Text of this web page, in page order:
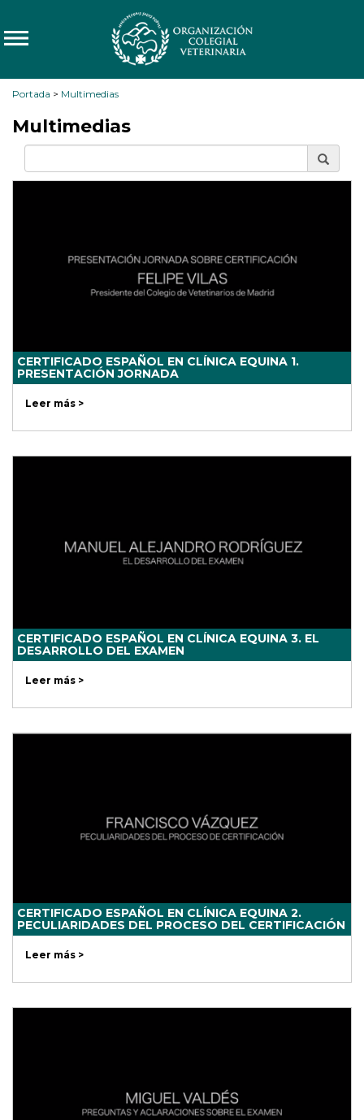
Portada > Multimedias
Multimedias
CERTIFICADO ESPAÑOL EN CLÍNICA EQUINA 1.
PRESENTACIÓN JORNADA
Leer más >
CERTIFICADO ESPAÑOL EN CLÍNICA EQUINA 3. EL
DESARROLLO DEL EXAMEN
Leer más >
CERTIFICADO ESPAÑOL EN CLÍNICA EQUINA 2.
PECULIARIDADES DEL PROCESO DEL CERTIFICACIÓN
Leer más >